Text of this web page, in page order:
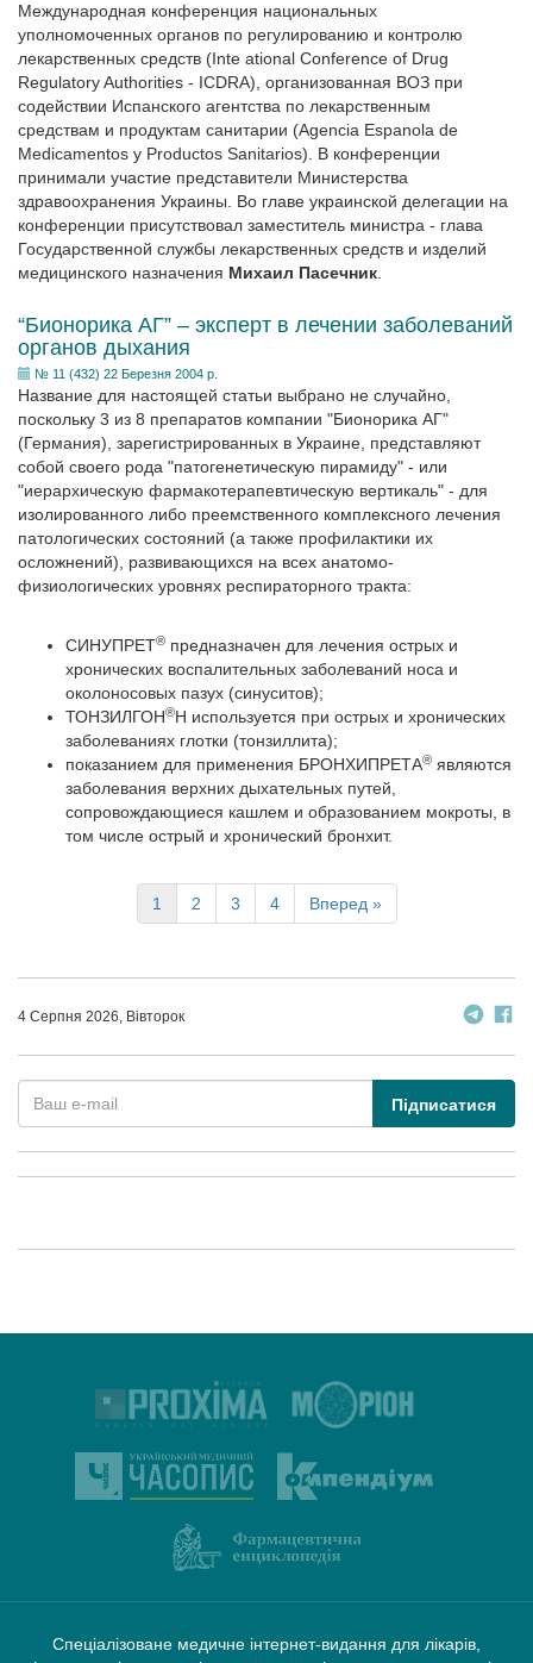
Международная конференция национальных
уполномоченных органов по регулированию и контролю
лекарственных средств (Inte ational Conference of Drug
Regulatory Authorities - ICDRA), организованная ВОЗ при
содействии Испанского агентства по лекарственным
средствам и продуктам санитарии (Agencia Espanola de
Medicamentos y Productos Sanitarios). В конференции
принимали участие представители Министерства
здравоохранения Украины. Во главе украинской делегации на
конференции присутствовал заместитель министра - глава
Государственной службы лекарственных средств и изделий
медицинского назначения Михаил Пасечник
“Бионорика АГ” – эксперт в лечении заболеваний
органов дыхания
№ 11 (432) 22 Березня 2004 р.
Название для настоящей статьи выбрано не случайно,
поскольку 3 из 8 препаратов компании "Бионорика АГ"
(Германия), зарегистрированных в Украине, представляют
собой своего рода "патогенетическую пирамиду" - или
"иерархическую фармакотерапевтическую вертикаль" - для
изолированного либо преемственного комплексного лечения
патологических состояний (а также профилактики их
осложнений), развивающихся на всех анатомо-
физиологических уровнях респираторного тракта:
СИНУПРЕТ® предназначен для лечения острых и
хронических воспалительных заболеваний носа и
околоносовых пазух (синуситов);
ТОНЗИЛГОН®Н используется при острых и хронических
заболеваниях глотки (тонзиллита);
показанием для применения БРОНХИПРЕТА® являются
заболевания верхних дыхательных путей,
сопровождающиеся кашлем и образованием мокроты, в
том числе острый и хронический бронхит.
1 2 3 4 Вперед »
4 Серпня 2026, Вівторок
Підписатися
Спеціалізоване медичне інтернет-видання для лікарів,